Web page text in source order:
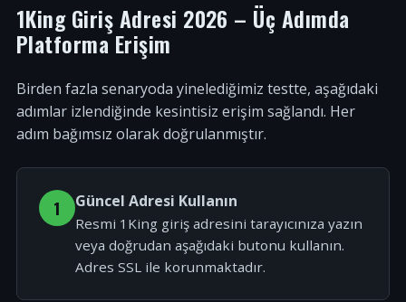
1King Giriş Adresi 2026 – Üç Adımda
Platforma Erişim
Birden fazla senaryoda yinelediğimiz testte, aşağıdaki
adımlar izlendiğinde kesintisiz erişim sağlandı. Her
adım bağımsız olarak doğrulanmıştır.
1 Güncel Adresi Kullanın
Resmi 1King giriş adresini tarayıcınıza yazın
veya doğrudan aşağıdaki butonu kullanın.
Adres SSL ile korunmaktadır.